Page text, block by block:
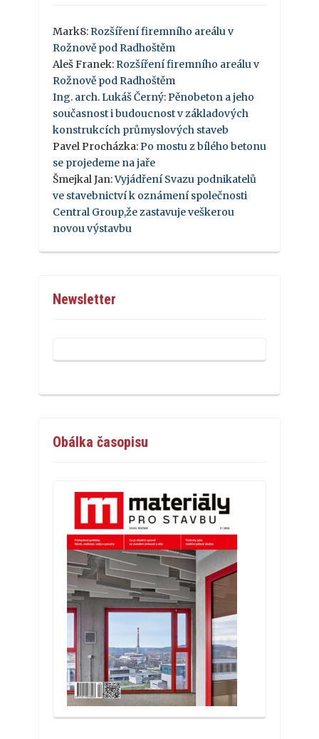
Mark8: Rozšíření firemního areálu v
Rožnově pod Radhoštěm
Aleš Franek: Rozšíření firemního areálu v
Rožnově pod Radhoštěm
Ing. arch. Lukáš Černý: Pěnobeton a jeho
současnost i budoucnost v základových
konstrukcích průmyslových staveb
Pavel Procházka: Po mostu z bílého betonu
se projedeme na jaře
Šmejkal Jan:Vyjádření Svazu podnikatelů
ve stavebnictví k oznámení společnosti
Central Group,že zastavuje veškerou
novou výstavbu
Newsletter
Obálka časopisu